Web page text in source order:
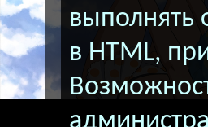
выполнять
в HTML,